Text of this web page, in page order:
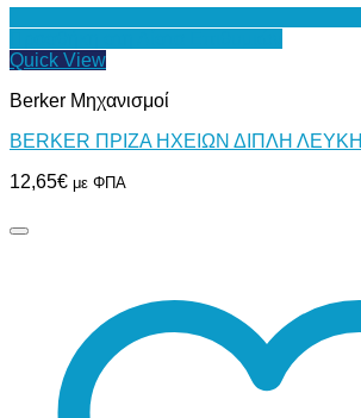
Quick View
Berker Μηχανισμοί
BERKER ΠΡΙΖΑ ΗΧΕΙΩΝ ΔΙΠΛΗ
12,65€ με ΦΠΑ